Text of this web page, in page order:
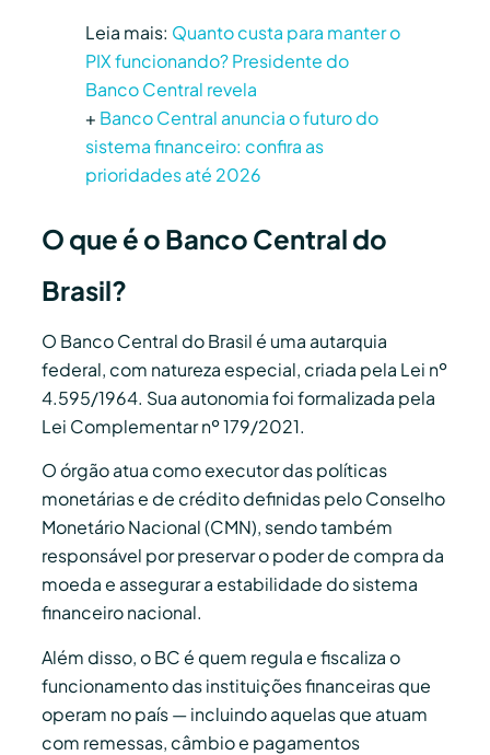
Leia mais: Quanto custa para manter o
PIX funcionando? Presidente do
Banco Central revela
+ Banco Central anuncia o futuro do
sistema financeiro: confira as
prioridades até 2026
O que é o Banco Central do
Brasil?
O Banco Central do Brasil é uma autarquia
federal, com natureza especial, criada pela Lei nº
4.595/1964. Sua autonomia foi formalizada pela
Lei Complementar nº 179/2021.
O órgão atua como executor das políticas
monetárias e de crédito definidas pelo Conselho
Monetário Nacional (CMN), sendo também
responsável por preservar o poder de compra da
moeda e assegurar a estabilidade do sistema
financeiro nacional.
Além disso, o BC é quem regula e fiscaliza o
funcionamento das instituições financeiras que
operam no país — incluindo aquelas que atuam
com remessas, câmbio e pagamentos